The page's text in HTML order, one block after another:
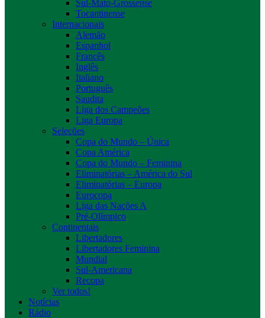
Sul-Mato-Grossense
Tocantinense
Internacionais
Alemão
Espanhol
Francês
Inglês
Italiano
Português
Saudita
Liga dos Campeões
Liga Europa
Seleções
Copa do Mundo – Única
Copa América
Copa do Mundo – Feminina
Eliminatórias – América do Sul
Eliminatórias – Europa
Eurocopa
Liga das Nações A
Pré-Olímpico
Continentais
Libertadores
Libertadores Feminina
Mundial
Sul-Americana
Recopa
Ver todos!
Notícias
Rádio